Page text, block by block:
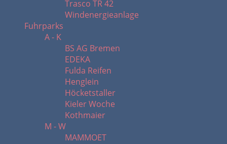
Trasco TR 42
Windenergieanlage
Fuhrparks
A - K
BS AG Bremen
EDEKA
Fulda Reifen
Henglein
Höcketstaller
Kieler Woche
Kothmaier
M - W
MAMMOET